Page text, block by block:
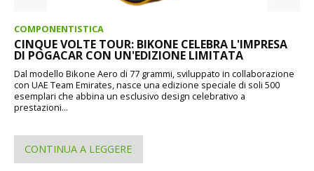
COMPONENTISTICA
CINQUE VOLTE TOUR: BIKONE CELEBRA L'IMPRESA
DI POGACAR CON UN'EDIZIONE LIMITATA
Dal modello Bikone Aero di 77 grammi, sviluppato in collaborazione
con UAE Team Emirates, nasce una edizione speciale di soli 500
esemplari che abbina un esclusivo design celebrativo a
prestazioni...
CONTINUA A LEGGERE